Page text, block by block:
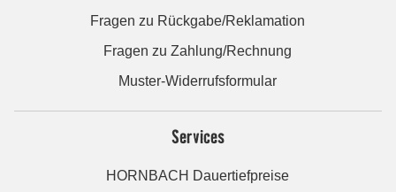
Fragen zu Rückgabe/Reklamation
Fragen zu Zahlung/Rechnung
Muster-Widerrufsformular
Services
HORNBACH Dauertiefpreise